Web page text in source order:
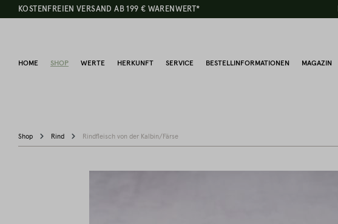
KOSTENFREIEN VERSAND AB 199 € WARENWERT*
HOME SHOP WERTE HERKUNFT SERVICE BESTELLINFORMATIONEN MAGAZIN
Shop Rind Rindfleisch von der Kalbin/Färse